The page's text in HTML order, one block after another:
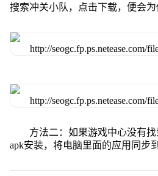
搜索冲关小队，点击下载，便会为
方法二：如果游戏中心没有
apk安装，将电脑里面的应用同步